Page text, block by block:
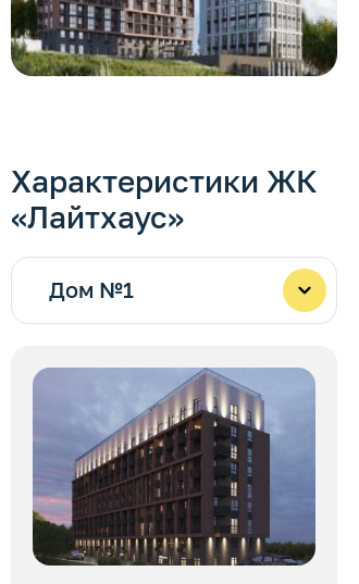
Характеристики ЖК
«Лайтхаус»
Дом №1